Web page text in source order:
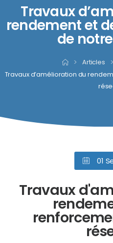
Travaux
rendement et
de
> Articles >
Travaux d’amélioration du
01
Travaux